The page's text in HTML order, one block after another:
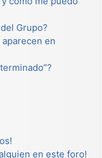
Grupo?
en
en este foro!